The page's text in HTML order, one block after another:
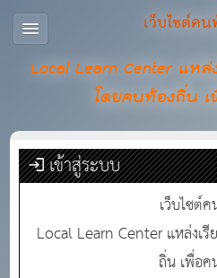
เว็บไซต์ค
Local Learn Center แห
โดยคนท้องถิ่น
เข้าสู่ระบบ
เว็บไซต์
Local Learn Center แหล่งเ
ถิ่น เพื่อ